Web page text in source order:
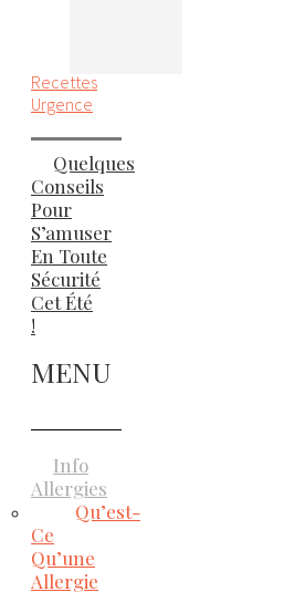
Recettes
Urgence
Quelques
Conseils
Pour
S’amuser
En Toute
Sécurité
Cet Été
!
MENU
Info
Allergies
Qu’est-
Ce
Qu’une
Allergie